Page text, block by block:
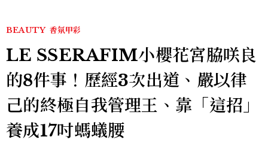
BEAUTY 香氛甲彩
LE SSERAFIM小櫻花宮脇咲良
的8件事！歷經3次出道、嚴以律
己的終極自我管理王、靠「這招」
養成17吋螞蟻腰